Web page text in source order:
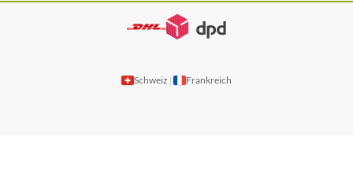
Schweiz | Frankreich